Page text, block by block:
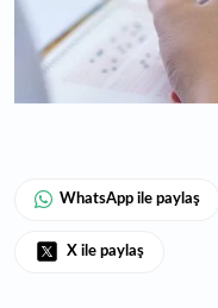
WhatsApp ile paylaş
X ile paylaş